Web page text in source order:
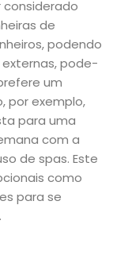
de
podendo
externas, pode-
um
por exemplo,
para uma
com a
de spas. Este
como
para se